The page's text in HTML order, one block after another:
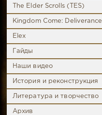
The Elder Scrolls (TES)
Kingdom Come: Deliverance
Elex
Гайды
Наши видео
История и реконструкция
Литература и творчество
Архив